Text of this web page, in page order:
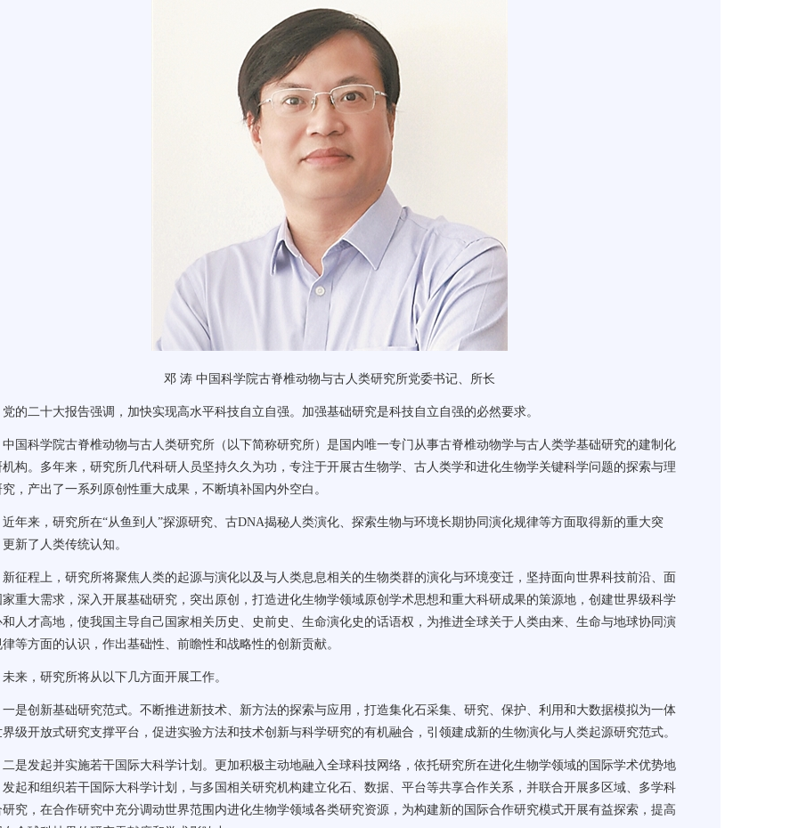
邓 涛 中国科学院古脊椎动物与古人类研究所党委书记、所长
二十大报告强调，加快实现高水平科技自立自强。加强基础研究是科技自立自强的必然要求。
科学院古脊椎动物与古人类研究所（以下简称研究所）是国内唯一专门从事古脊椎动物学与古人类学基础研究的建制化
机构。多年来，研究所几代科研人员坚持久久为功，专注于开展古生物学、古人类学和进化生物学关键科学问题的探索与理
究，产出了一系列原创性重大成果，不断填补国内外空白。
来，研究所在“从鱼到人”探源研究、古DNA揭秘人类演化、探索生物与环境长期协同演化规律等方面取得新的重大突
新了人类传统认知。
程上，研究所将聚焦人类的起源与演化以及与人类息息相关的生物类群的演化与环境变迁，坚持面向世界科技前沿、面
家重大需求，深入开展基础研究，突出原创，打造进化生物学领域原创学术思想和重大科研成果的策源地，创建世界级科学
和人才高地，使我国主导自己国家相关历史、史前史、生命演化史的话语权，为推进全球关于人类由来、生命与地球协同演
律等方面的认识，作出基础性、前瞻性和战略性的创新贡献。
，研究所将从以下几方面开展工作。
创新基础研究范式。不断推进新技术、新方法的探索与应用，打造集化石采集、研究、保护、利用和大数据模拟为一体
界级开放式研究支撑平台，促进实验方法和技术创新与科学研究的有机融合，引领建成新的生物演化与人类起源研究范式。
发起并实施若干国际大科学计划。更加积极主动地融入全球科技网络，依托研究所在进化生物学领域的国际学术优势地
发起和组织若干国际大科学计划，与多国相关研究机构建立化石、数据、平台等共享合作关系，并联合开展多区域、多学科
研究，在合作研究中充分调动世界范围内进化生物学领域各类研究资源，为构建新的国际合作研究模式开展有益探索，提高